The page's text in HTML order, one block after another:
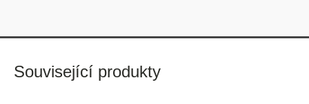
Související produkty